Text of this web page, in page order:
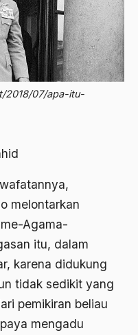
2018/07/apa-itu-
melontarkan
Agama-
itu, dalam
karena didukung
tidak sedikit yang
pemikiran beliau
mengadu